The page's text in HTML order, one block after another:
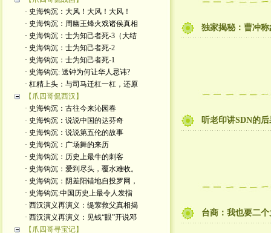
· 史海钩沉：大风！大风！大风！
· 史海钩沉：周幽王烽火戏诸侯真相
· 史海钩沉：士为知己者死-3（大结
· 史海钩沉：士为知己者死-2
· 史海钩沉：士为知己者死-1
· 史海钩沉: 送钟为何让华人忌讳?
· 杠精上头：与司马迁杠一杠，还原
【爪四哥侃西汉】
· 史海钩沉：古往今来沁园春
· 史海钩沉：说说中国的达芬奇
· 史海钩沉：说说第五伦的故事
· 史海钩沉：广场舞的来历
· 史海钩沉：历史上最牛的刺客
· 史海钩沉：爱到尽头，覆水难收。
· 史海钩沉：阴差阳错地自投罗网，
· 史海钩沉:中国历史上最令人发指
· 西汉演义再演义：缇萦救父真相揭
· 西汉演义再演义：见钱“眼”开说邓
【爪四哥寻宝记】
独家揭秘：曹冲
听老印讲SDN的后
台商：我也要二